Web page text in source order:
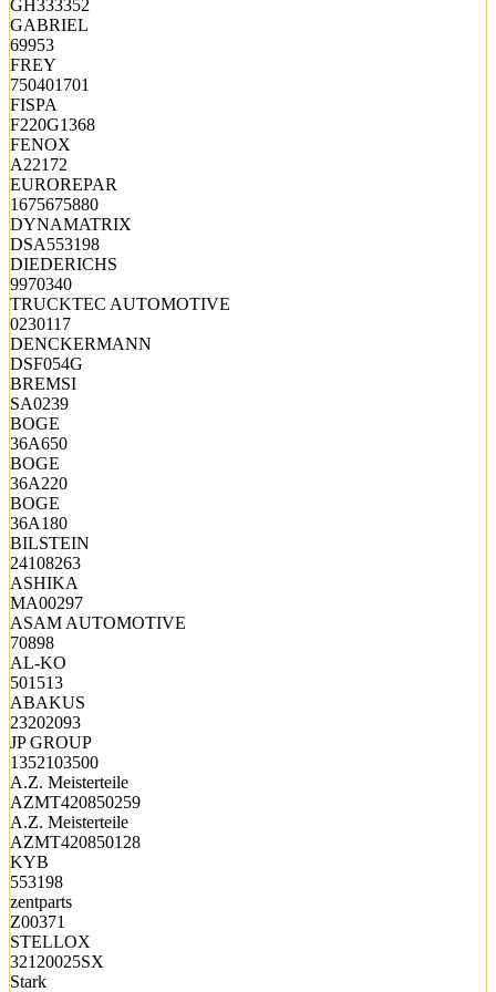
GH333352
GABRIEL
69953
FREY
750401701
FISPA
F220G1368
FENOX
A22172
EUROREPAR
1675675880
DYNAMATRIX
DSA553198
DIEDERICHS
9970340
TRUCKTEC AUTOMOTIVE
0230117
DENCKERMANN
DSF054G
BREMSI
SA0239
BOGE
36A650
BOGE
36A220
BOGE
36A180
BILSTEIN
24108263
ASHIKA
MA00297
ASAM AUTOMOTIVE
70898
AL-KO
501513
ABAKUS
23202093
JP GROUP
1352103500
A.Z. Meisterteile
AZMT420850259
A.Z. Meisterteile
AZMT420850128
KYB
553198
zentparts
Z00371
STELLOX
32120025SX
Stark